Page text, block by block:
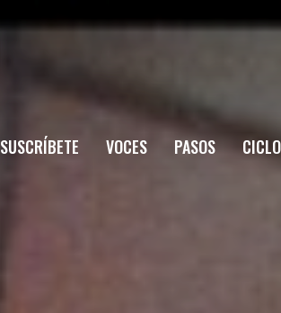
SUSCRÍBETE VOCES PASOS